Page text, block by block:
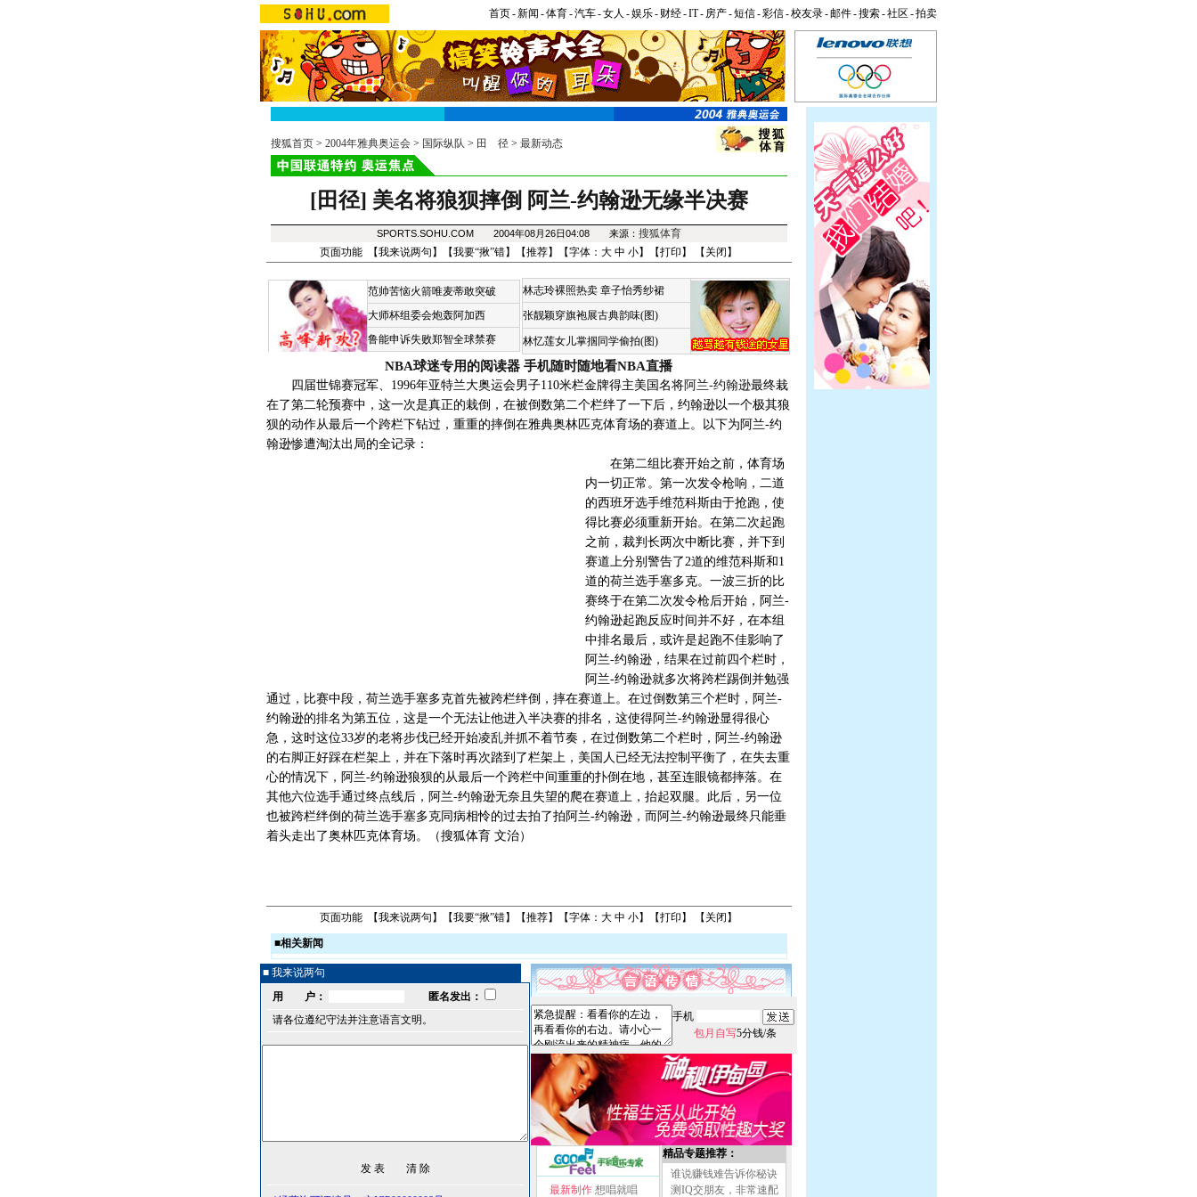
首页-新闻 -体育-汽车-女人 -娱乐- 财经-IT- 房产-短信-彩信-校友录-邮件-搜索-社区 -拍卖
搜狐首页> 2004年雅典奥运会> 国际纵队 > 田 径> 最新动态
[田径] 美名将狼狈摔倒 阿兰-约翰逊无缘半决赛
SPORTS.SOHU.COM 2004年08月26日04:08 来源： 搜狐体育
页面功能 【我来说两句 】【我要“揪”错】【推荐】【字体： 大 中 小】【打印 】 【 关闭 】
范帅苦恼火箭唯麦蒂敢突破
大师杯组委会炮轰阿加西
鲁能申诉失败郑智全球禁赛
林志玲裸照热卖 章子怡秀纱裙
张靓颖穿旗袍展古典韵味(图)
林忆莲女儿掌掴同学偷拍(图)
NBA球迷专用的阅读器 手机随时随地看NBA直播
四届世锦赛冠军、1996年亚特兰大奥运会男子110米栏金牌得主美国名将阿兰-约翰逊最终栽
在了第二轮预赛中，这一次是真正的栽倒，在被倒数第二个栏绊了一下后，约翰逊以一个极其狼
狈的动作从最后一个跨栏下钻过，重重的摔倒在雅典奥林匹克体育场的赛道上。以下为阿兰-约
翰逊惨遭淘汰出局的全记录：
在第二组比赛开始之前，体育场
内一切正常。第一次发令枪响，二道
的西班牙选手维范科斯由于抢跑，使
得比赛必须重新开始。在第二次起跑
之前，裁判长两次中断比赛，并下到
赛道上分别警告了2道的维范科斯和1
道的荷兰选手塞多克。一波三折的比
赛终于在第二次发令枪后开始，阿兰-
约翰逊起跑反应时间并不好，在本组
中排名最后，或许是起跑不佳影响了
阿兰-约翰逊，结果在过前四个栏时，
阿兰-约翰逊就多次将跨栏踢倒并勉强
通过，比赛中段，荷兰选手塞多克首先被跨栏绊倒，摔在赛道上。在过倒数第三个栏时，阿兰-
约翰逊的排名为第五位，这是一个无法让他进入半决赛的排名，这使得阿兰-约翰逊显得很心
急，这时这位33岁的老将步伐已经开始凌乱并抓不着节奏，在过倒数第二个栏时，阿兰-约翰逊
的右脚正好踩在栏架上，并在下落时再次踏到了栏架上，美国人已经无法控制平衡了，在失去重
心的情况下，阿兰-约翰逊狼狈的从最后一个跨栏中间重重的扑倒在地，甚至连眼镜都摔落。在
其他六位选手通过终点线后，阿兰-约翰逊无奈且失望的爬在赛道上，抬起双腿。此后，另一位
也被跨栏绊倒的荷兰选手塞多克同病相怜的过去拍了拍阿兰-约翰逊，而阿兰-约翰逊最终只能垂
着头走出了奥林匹克体育场。（搜狐体育 文治）
页面功能 【我来说两句 】【我要“揪”错】【推荐】【字体： 大 中 小】【打印 】 【 关闭 】
■相关新闻
■ 我来说两句
用 户：
匿名发出：
请各位遵纪守法并注意语言文明。
手机
包月自写5分钱/条
最新制作 想唱就唱
精品专题推荐：
谁说赚钱难告诉你秘诀
测IQ交朋友，非常速配